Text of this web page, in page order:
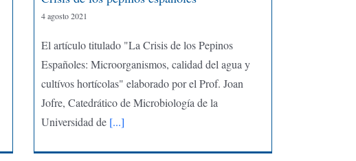
4 agosto 2021
El artículo titulado "La Crisis de los Pepinos
Españoles: Microorganismos, calidad del agua y
cultívos hortícolas" elaborado por el Prof. Joan
Jofre, Catedrático de Microbiología de la
Universidad de[...]